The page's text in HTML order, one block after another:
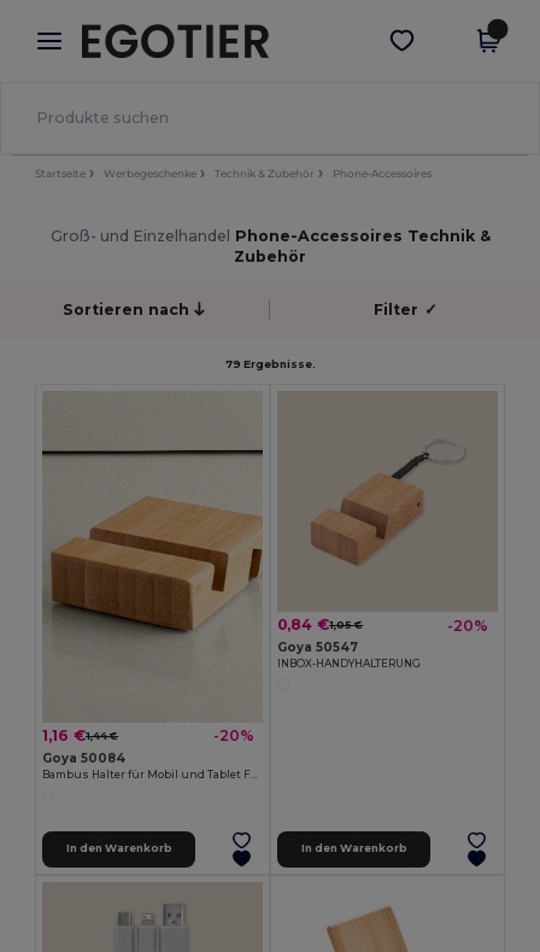
× Egotier App
Bessere Preise in der App!
App holen
Startseite Werbegeschenke Technik & Zubehör Phone-Accessoires
Groß- und Einzelhandel Phone-Accessoires Technik &
Zubehör
Sortieren nach Filter ✓
79 Ergebnisse.
1,16 €1,44 € -20%
Goya 50084
In den Warenkorb
0,84 €1,05 € -20%
Goya 50547
INBOX-HANDYHALTERUNG
In den Warenkorb